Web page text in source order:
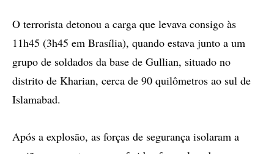
O terrorista detonou a carga que levava consigo às
11h45 (3h45 em Brasília), quando estava junto a um
grupo de soldados da base de Gullian, situado no
distrito de Kharian, cerca de 90 quilômetros ao sul de
Islamabad.
Após a explosão, as forças de segurança isolaram a